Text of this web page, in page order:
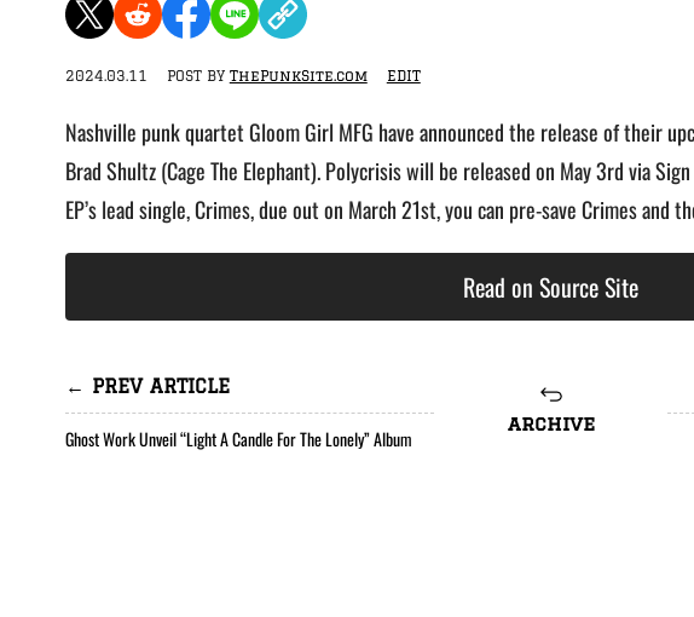
2024.03.11 POST BY ThePunkSite.com EDIT
Nashville punk quartet Gloom Girl MFG have announced the release of their
Brad Shultz (Cage The Elephant). Polycrisis will be released on May 3rd via
EP’s lead single, Crimes, due out on March 21st, you can pre-save Crimes and
Read on Source Site
← PREV ARTICLE
Ghost Work Unveil “Light A Candle For The Lonely” Album
archive